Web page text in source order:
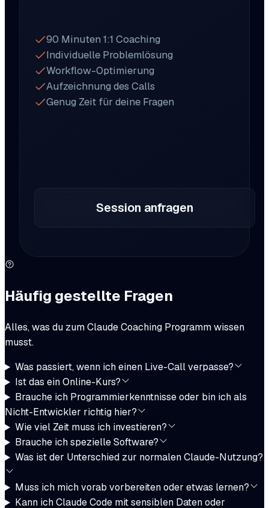
90 Minuten 1:1 Coaching
Individuelle Problemlösung
Workflow-Optimierung
Aufzeichnung des Calls
Genug Zeit für deine Fragen
Session anfragen
Häufig gestellte Fragen
Alles, was du zum Claude Coaching Programm wissen
musst.
Was passiert, wenn ich einen Live-Call verpasse?
Ist das ein Online-Kurs?
Brauche ich Programmierkenntnisse oder bin ich als
Nicht-Entwickler richtig hier?
Wie viel Zeit muss ich investieren?
Brauche ich spezielle Software?
Was ist der Unterschied zur normalen Claude-Nutzung?
Muss ich mich vorab vorbereiten oder etwas lernen?
Kann ich Claude Code mit sensiblen Daten oder